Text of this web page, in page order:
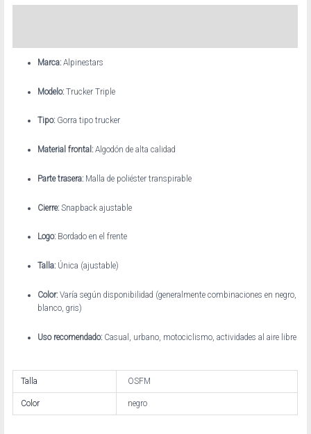
Marca:Alpinestars
Modelo:Trucker Triple
Tipo:Gorra tipo trucker
Material frontal:Algodón de alta calidad
Parte trasera:Malla de poliéster transpirable
Cierre:Snapback ajustable
Logo:Bordado en el frente
Talla:Única (ajustable)
Color:Varía según disponibilidad (generalmente combinaciones en negro,
blanco, gris)
Uso recomendado:Casual, urbano, motociclismo, actividades al aire libre
Talla OSFM
Color negro